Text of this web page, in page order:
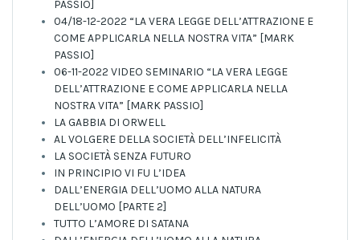
PASSIO]
04/18-12-2022 “LA VERA LEGGE DELL’ATTRAZIONE E
COME APPLICARLA NELLA NOSTRA VITA” [MARK
PASSIO]
06-11-2022 VIDEO SEMINARIO “LA VERA LEGGE
DELL’ATTRAZIONE E COME APPLICARLA NELLA
NOSTRA VITA” [MARK PASSIO]
LA GABBIA DI ORWELL
AL VOLGERE DELLA SOCIETÀ DELL’INFELICITÀ
LA SOCIETÀ SENZA FUTURO
IN PRINCIPIO VI FU L’IDEA
DALL’ENERGIA DELL’UOMO ALLA NATURA
DELL’UOMO [PARTE 2]
TUTTO L’AMORE DI SATANA